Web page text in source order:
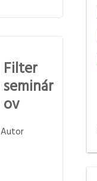
Filter
seminár
ov
Autor